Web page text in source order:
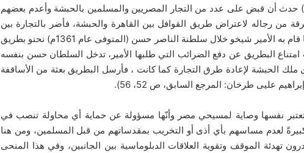
( 1343ه – 1344ه/ 1372م – 1373م) حدث أن قبض على عدد من التجار المصريين والمسلمين بالحبشة وأعدم بعضهم
من رجاله لاعتراض طريق القوافل بين القاهرة والحبشة، فأضر بالتجارة بين
مصر والحبشة، براً وبحراً ، وكان هذا رد فعل لما قام به الأمير شيخو خلال سلطنة الناصر حسن (المتوفى عام 1361م) نحنو بطريق
مرقص إذ سجنه عام 1352م بسبب امتناع البطريق عن دفع الضرائب التي طلبها الأمير، تدخل السلطان حسن بنفسه
الحبشة لإعادة طرق التجارة كما كانت ، فأرسل البطريق بعثة من الأساقفة
عليى طرخان: المرجع السابق، ص 52، 56).
تعتبر نفسها وصاية لمسيحي مصر وأنّها مسؤولة عن حماية أي محاولة تنصب في
لعدم مساسهم بأي أذى أو التخريب بمقدساتهم من قبل المسلمين، ومن هنا
تهدئة الموقف وتقوية العلاقات الدبلوماسية بين الجانبين، وفي هذا المنحى